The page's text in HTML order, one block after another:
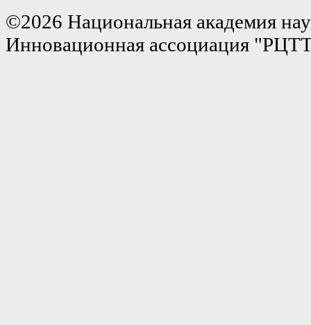
©2026 Национальная академия
Инновационная ассоциация